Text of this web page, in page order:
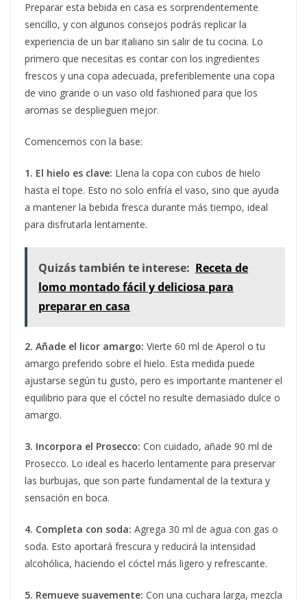
Preparar esta bebida en casa es sorprendentemente
sencillo, y con algunos consejos podrás replicar la
experiencia de un bar italiano sin salir de tu cocina. Lo
primero que necesitas es contar con los ingredientes
frescos y una copa adecuada, preferiblemente una copa
de vino grande o un vaso old fashioned para que los
aromas se desplieguen mejor.
Comencemos con la base:
1. El hielo es clave: Llena la copa con cubos de hielo
hasta el tope. Esto no solo enfría el vaso, sino que ayuda
a mantener la bebida fresca durante más tiempo, ideal
para disfrutarla lentamente.
Quizás también te interese: Receta de
lomo montado fácil y deliciosa para
preparar en casa
2. Añade el licor amargo: Vierte 60 ml de Aperol o tu
amargo preferido sobre el hielo. Esta medida puede
ajustarse según tu gusto, pero es importante mantener el
equilibrio para que el cóctel no resulte demasiado dulce o
amargo.
3. Incorpora el Prosecco: Con cuidado, añade 90 ml de
Prosecco. Lo ideal es hacerlo lentamente para preservar
las burbujas, que son parte fundamental de la textura y
sensación en boca.
4. Completa con soda: Agrega 30 ml de agua con gas o
soda. Esto aportará frescura y reducirá la intensidad
alcohólica, haciendo el cóctel más ligero y refrescante.
5. Remueve suavemente: Con una cuchara larga, mezcla